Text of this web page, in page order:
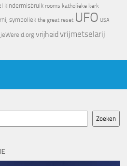
kindermisbruik rooms katholieke kerk
symboliek the great reset UFO USA
vrijheid vrijmetselarij
Zoeken